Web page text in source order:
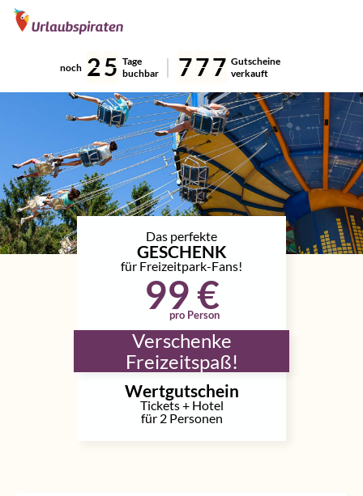
noch 25 Tage
buchbar
777 Gutscheine
verkauft
Das perfekte
GESCHENK
für Freizeitpark-Fans!
99 €
pro Person
Verschenke
Freizeitspaß!
Wertgutschein
Tickets + Hotel
für 2 Personen